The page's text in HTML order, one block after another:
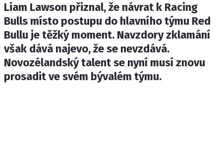
Provozovatelem serveru F1NEWS.cz je
INCORP MEDIA GROUP s.r.o., IČ: 118 23 054
Liam Lawson přiznal, že návrat k Racing
Bulls místo postupu do hlavního týmu Red
Bullu je těžký moment. Navzdory zklamání
však dává najevo, že se nevzdává.
Novozélandský talent se nyní musí znovu
prosadit ve svém bývalém týmu.